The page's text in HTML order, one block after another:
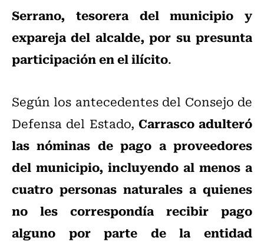
Serrano, tesorera del municipio y
expareja del alcalde, por su presunta
participación en el ilícito.
Según los antecedentes del Consejo de
Defensa del Estado, Carrasco adulteró
las nóminas de pago a proveedores
del municipio, incluyendo al menos a
cuatro personas naturales a quienes
no les correspondía recibir pago
alguno por parte de la entidad